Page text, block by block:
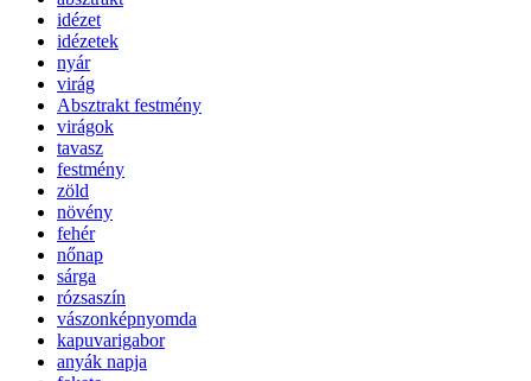
idézet
idézetek
nyár
virág
Absztrakt festmény
virágok
tavasz
festmény
zöld
növény
fehér
nőnap
sárga
rózsaszín
vászonképnyomda
kapuvarigabor
anyák napja